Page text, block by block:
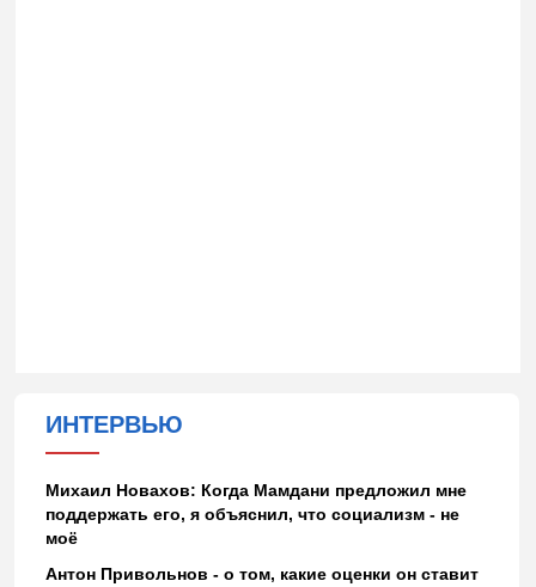
ИНТЕРВЬЮ
Михаил Новахов: Когда Мамдани предложил мне
поддержать его, я объяснил, что социализм - не
моё
Антон Привольнов - о том, какие оценки он ставит